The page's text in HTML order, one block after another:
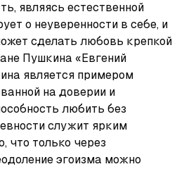
являясь естественной
о неуверенности в себе, и
сделать любовь крепкой
Пушкина «Евгений
является примером
на доверии и
любить без
служит ярким
что только через
эгоизма можно